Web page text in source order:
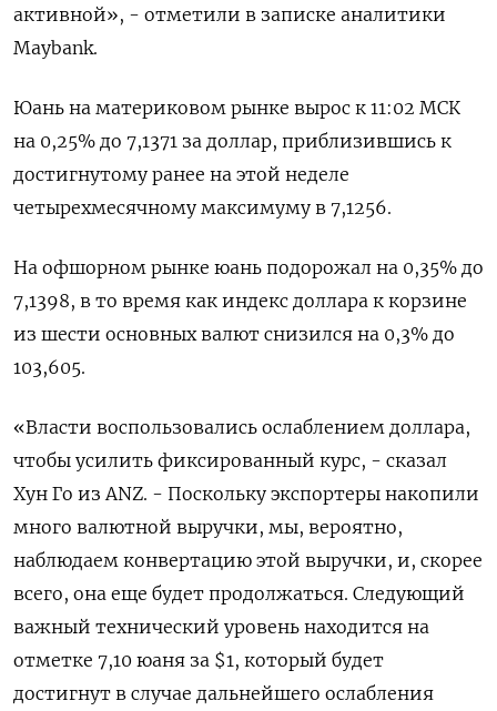
активной», - отметили в записке аналитики
Maybank.
Юань на материковом рынке вырос к 11:02 МСК
на 0,25% до 7,1371​ за доллар, приблизившись к
достигнутому ранее на этой неделе
четырехмесячному максимуму в 7,1256.
На офшорном рынке юань подорожал на 0,35% до
7,1398, в то время как индекс доллара к корзине
из шести основных валют снизился на 0,3% до
103,605​.
«Власти воспользовались ослаблением доллара,
чтобы усилить фиксированный курс, - сказал
Хун Го из ANZ. - Поскольку экспортеры накопили
много валютной выручки, мы, вероятно,
наблюдаем конвертацию этой выручки, и, скорее
всего, она еще будет продолжаться. Следующий
важный технический уровень находится на
отметке 7,10 юаня за $1, который будет
достигнут в случае дальнейшего ослабления